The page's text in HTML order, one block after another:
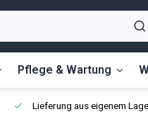
Pflege & Wartung
Lieferung aus eigenem